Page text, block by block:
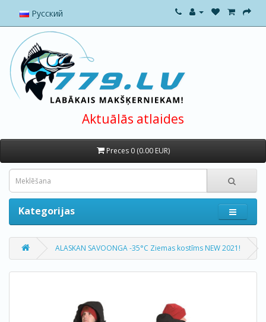
Русский
Aktuālās atlaides
Preces 0 (0.00 EUR)
Kategorijas
ALASKAN SAVOONGA -35°C Ziemas kostīms NEW 2021!